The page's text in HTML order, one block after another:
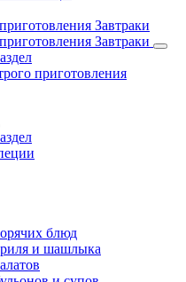
Завтраки
Завтраки
приготовления
блюд
и шашлыка